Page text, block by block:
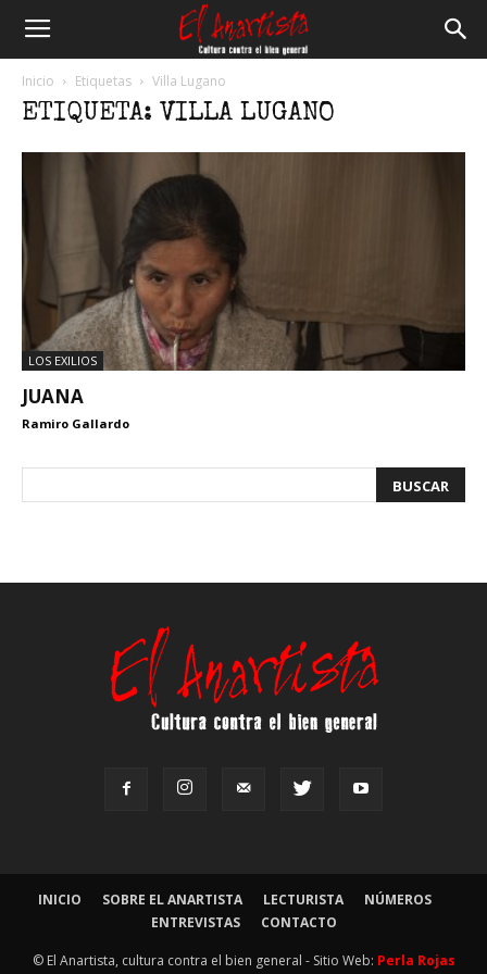
Inicio Etiquetas Villa Lugano
ETIQUETA: VILLA LUGANO
LOS EXILIOS
JUANA
Ramiro Gallardo
INICIO SOBRE EL ANARTISTA LECTURISTA
NÚMEROS
ENTREVISTAS
CONTACTO
© El Anartista, cultura contra el bien general - Sitio Web: Perla Rojas